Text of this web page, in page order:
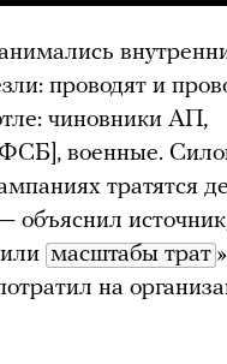
проводят и
чиновники АП,
ФСБ], военные.
тратятся
объяснил
масштабы трат
на